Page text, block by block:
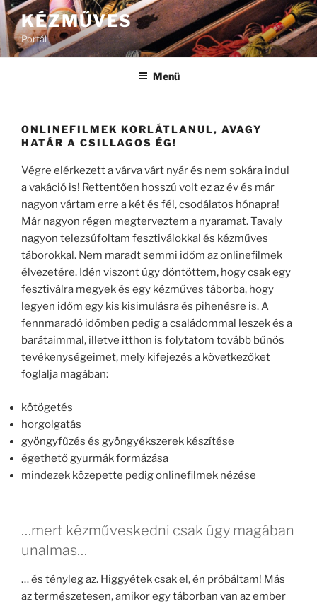
Tartalomhoz
KÉZMŰVES
Portál
Menü
ONLINEFILMEK KORLÁTLANUL, AVAGY
HATÁR A CSILLAGOS ÉG!
Végre elérkezett a várva várt nyár és nem sokára indul
a vakáció is! Rettentően hosszú volt ez az év és már
nagyon vártam erre a két és fél, csodálatos hónapra!
Már nagyon régen megterveztem a nyaramat. Tavaly
nagyon telezsúfoltam fesztiválokkal és kézműves
táborokkal. Nem maradt semmi időm az onlinefilmek
élvezetére. Idén viszont úgy döntöttem, hogy csak egy
fesztiválra megyek és egy kézműves táborba, hogy
legyen időm egy kis kisimulásra és pihenésre is. A
fennmaradó időmben pedig a családommal leszek és a
barátaimmal, illetve itthon is folytatom tovább bűnös
tevékenységeimet, mely kifejezés a következőket
foglalja magában:
kötögetés
horgolgatás
gyöngyfűzés és gyöngyékszerek készítése
égethető gyurmák formázása
mindezek közepette pedig onlinefilmek nézése
…mert kézműveskedni csak úgy magában
unalmas…
… és tényleg az. Higgyétek csak el, én próbáltam! Más
az természetesen, amikor egy táborban van az ember